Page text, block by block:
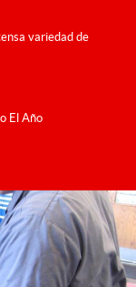
variedad de
El Año